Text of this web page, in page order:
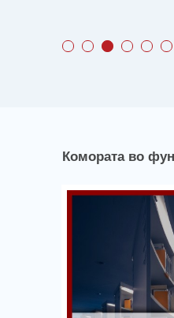
Комората во